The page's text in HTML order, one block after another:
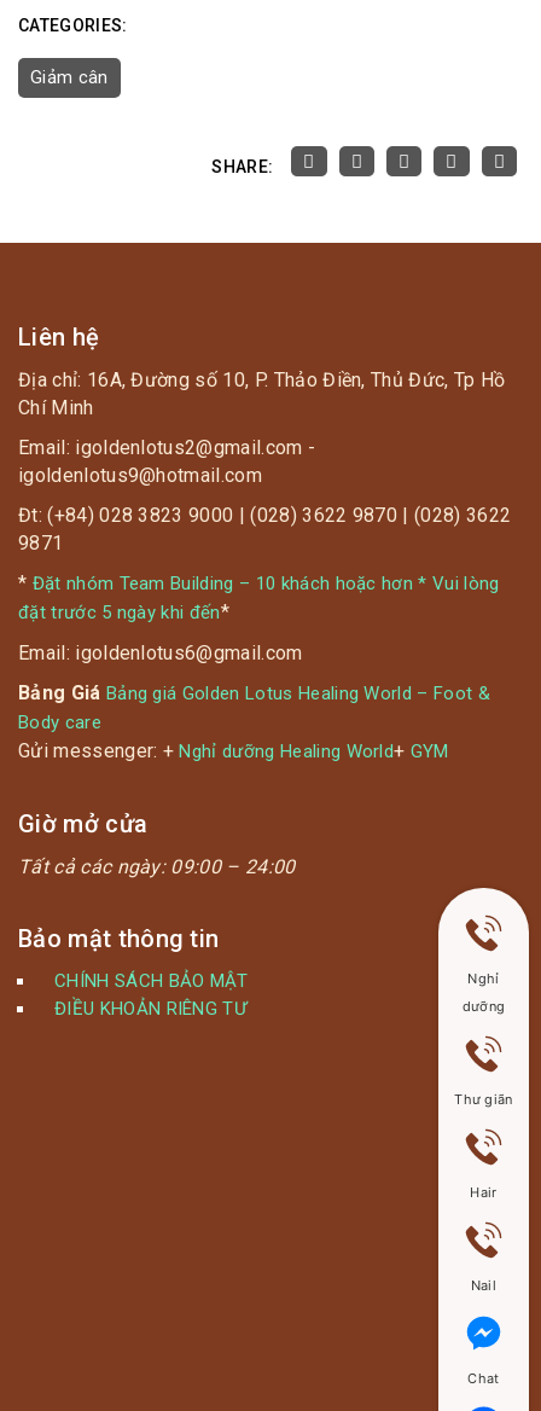
CATEGORIES:
Giảm cân
SHARE:
Liên hệ
Địa chỉ: 16A, Đường số 10, P. Thảo Điền, Thủ Đức, Tp Hồ
Chí Minh
Email: igoldenlotus2@gmail.com -
igoldenlotus9@hotmail.com
Đt: (+84) 028 3823 9000 | (028) 3622 9870 | (028) 3622
9871
* Đặt nhóm Team Building – 10 khách hoặc hơn * Vui lòng
đặt trước 5 ngày khi đến*
Email: igoldenlotus6@gmail.com
Bảng Giá Bảng giá Golden Lotus Healing World – Foot &
Body care
Gửi messenger: +Nghỉ dưỡng Healing World+ GYM
Giờ mở cửa
Tất cả các ngày: 09:00 – 24:00
Bảo mật thông tin
CHÍNH SÁCH BẢO MẬT
ĐIỀU KHOẢN RIÊNG TƯ
Nghỉ
dưỡng
Thư giãn
Hair
Nail
Chat